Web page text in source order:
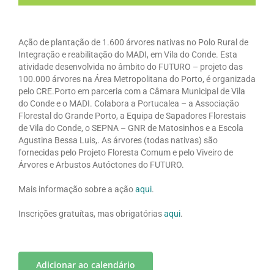
Ação de plantação de 1.600 árvores nativas no Polo Rural de
Integração e reabilitação do MADI, em Vila do Conde. Esta
atividade desenvolvida no âmbito do FUTURO – projeto das
100.000 árvores na Área Metropolitana do Porto, é organizada
pelo CRE.Porto em parceria com a Câmara Municipal de Vila
do Conde e o MADI. Colabora a Portucalea – a Associação
Florestal do Grande Porto, a Equipa de Sapadores Florestais
de Vila do Conde, o SEPNA – GNR de Matosinhos e a Escola
Agustina Bessa Luis,. As árvores (todas nativas) são
fornecidas pelo Projeto Floresta Comum e pelo Viveiro de
Árvores e Arbustos Autóctones do FUTURO.
Mais informação sobre a açãoaqui.
Inscrições gratuítas, mas obrigatóriasaqui.
Adicionar ao calendário